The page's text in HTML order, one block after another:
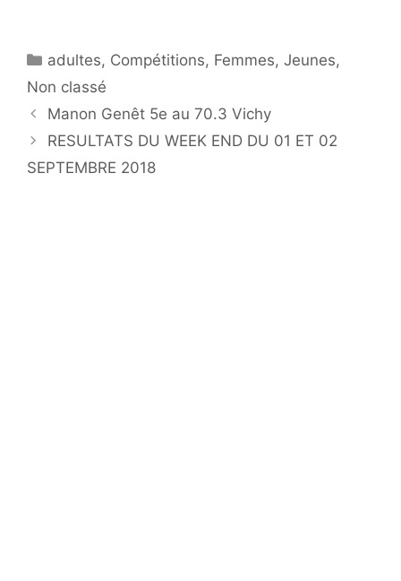
Catégories
adultes, Compétitions, Femmes,Jeunes,
Non classé
Manon Genêt 5e au 70.3 Vichy
RESULTATS DU WEEK END DU 01 ET 02
SEPTEMBRE 2018